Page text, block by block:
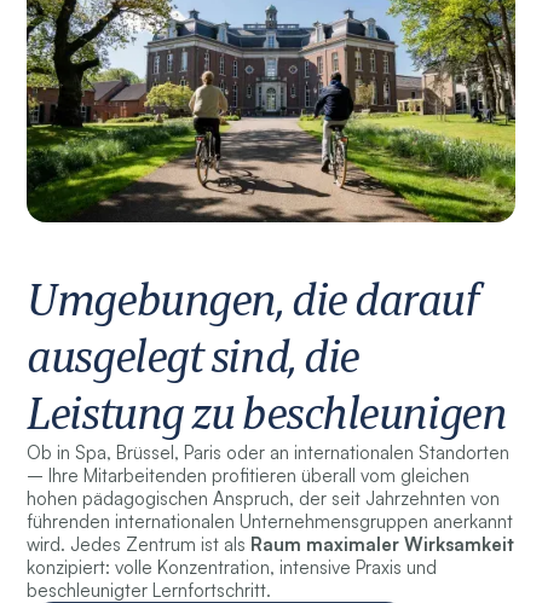
Umgebungen, die darauf
ausgelegt sind, die
Leistung zu beschleunigen
Ob in Spa, Brüssel, Paris oder an internationalen Standorten
– Ihre Mitarbeitenden profitieren überall vom gleichen
hohen pädagogischen Anspruch, der seit Jahrzehnten von
führenden internationalen Unternehmensgruppen anerkannt
wird. Jedes Zentrum ist als Raum maximaler Wirksamkeit
konzipiert: volle Konzentration, intensive Praxis und
beschleunigter Lernfortschritt.